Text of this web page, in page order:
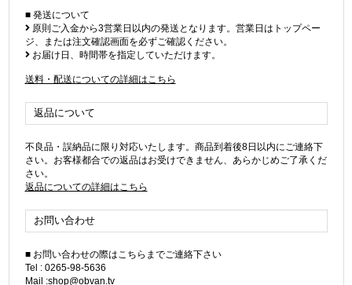
■ 発送について
原則ご入金から3営業日以内の発送となります。営業日はトップペー
ジ、または注文確認画面を必ずご確認ください。
お届け日、時間帯を指定していただけます。
送料・配送についての詳細はこちら
返品について
不良品・誤納品に限り対応いたします。商品到着後8日以内にご連絡下
さい。お客様都合での返品はお受けできません、あらかじめご了承くだ
さい。
返品についての詳細はこちら
お問い合わせ
■ お問い合わせの際はこちらまでご連絡下さい
Tel : 0265-98-5636
Mail :shop@obvan.tv